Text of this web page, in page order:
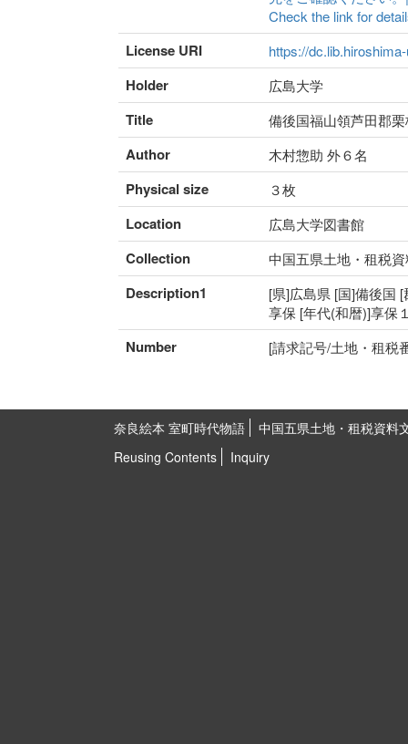
Check the link for
License URI https://
Holder 広島大学
Title 備後国福山領芦田郡
Author 木村惣助 外６名
Physical size ３枚
Location 広島大学図書館
Collection 中国五県土地・租税
Description1
[県]広島県 [国]備後国
享保 [年代(和暦)]享保
Number [請求記号/土地・租税
奈良絵本 室町時代物語
中国五県土地・租税資料
Reusing Contents
Inquiry